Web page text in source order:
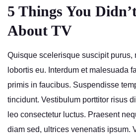
5 Things You
About TV
Quisque scelerisque suscipit purus,
lobortis eu. Interdum et malesuada
primis in faucibus. Suspendisse
tincidunt. Vestibulum porttitor risus
leo consectetur luctus. Praesent
diam sed, ultrices venenatis ipsum.